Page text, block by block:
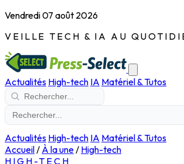
Vendredi 07 août 2026
VEILLE TECH & IA AU
Actualités High-tech IA Matériel & Tutos
Actualités High-tech IA Matériel & Tutos
Accueil/ À la une/ High-tech
HIGH-TECH